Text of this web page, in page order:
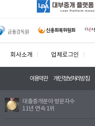
회사소개 업체로그인
이용약관 개인정보처리방침
대출중개분야 방문자수
11년 연속 1위